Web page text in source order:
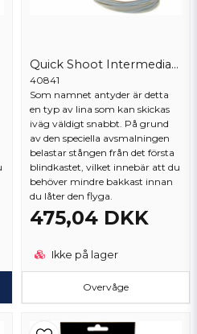
Quick Shoot Intermediate/Float #7
40841
Som namnet antyder är detta
en typ av lina som kan skickas
iväg väldigt snabbt. På grund
av den speciella avsmalningen
belastar stången från det första
blindkastet, vilket innebär att du
behöver mindre bakkast innan
du låter den flyga.
475,04 DKK
Ikke på lager
Overvåge
spørgsmål